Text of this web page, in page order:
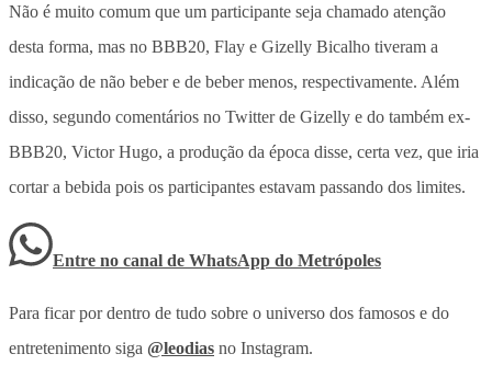
Não é muito comum que um participante seja chamado atenção
desta forma, mas no BBB20, Flay e Gizelly Bicalho tiveram a
indicação de não beber e de beber menos, respectivamente. Além
disso, segundo comentários no Twitter de Gizelly e do também ex-
BBB20, Victor Hugo, a produção da época disse, certa vez, que iria
cortar a bebida pois os participantes estavam passando dos limites.
Entre no canal de WhatsApp do Metrópoles
Para ficar por dentro de tudo sobre o universo dos famosos e do
entretenimento siga @leodias no Instagram.